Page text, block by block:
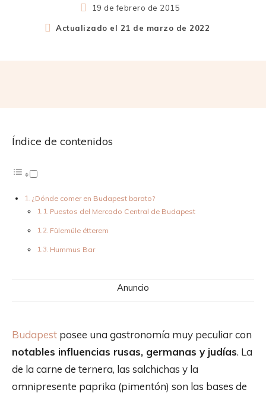
19 de febrero de 2015
Actualizado el 21 de marzo de 2022
Índice de contenidos
¿Dónde comer en Budapest barato?
Puestos del Mercado Central de Budapest
Fülemüle étterem
Hummus Bar
Anuncio
Budapest posee una gastronomía muy peculiar con
notables influencias rusas, germanas y judías. La
de la carne de ternera, las salchichas y la
omnipresente paprika (pimentón) son las bases de